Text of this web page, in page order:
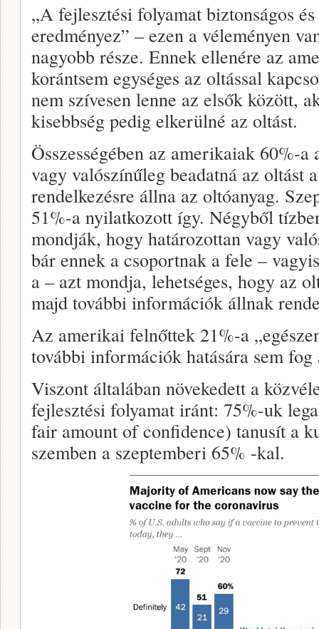
„A fejlesztési folyamat biztonságos
eredményez” – ezen a véleményen
nagyobb része. Ennek ellenére az
korántsem egységes az oltással
nem szívesen lenne az elsők között,
kisebbség pedig elkerülné az oltást.
Összességében az amerikaiak 60%-
vagy valószínűleg beadatná az oltást
rendelkezésre állna az oltóanyag.
51%-a nyilatkozott így. Négyből
mondják, hogy határozottan vagy
bár ennek a csoportnak a fele –
a – azt mondja, lehetséges, hogy az
majd további információk állnak
Az amerikai felnőttek 21%-a
további információk hatására sem
Viszont általában növekedett a
fejlesztési folyamat iránt: 75%-uk
fair amount of confidence) tanusít a
szemben a szeptemberi 65% -kal.